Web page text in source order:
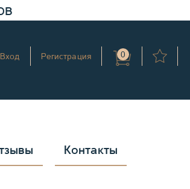
Вход Регистрация 0
Контакты